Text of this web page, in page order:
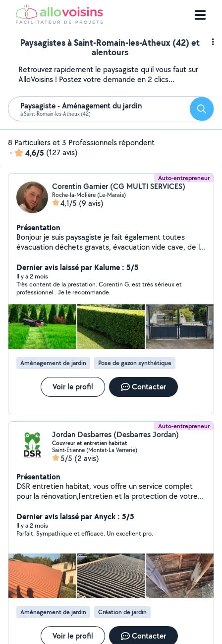
Paysagistes à Saint-Romain-les-Atheux (42) et
alentours
Retrouvez rapidement le paysagiste qu'il vous faut sur
AlloVoisins ! Postez votre demande en 2 clics...
Paysagiste - Aménagement du jardin
à Saint-Romain-les-Atheux (42)
8 Particuliers et 3 Professionnels répondent
-
4,6/5 (127 avis)
Auto-entrepreneur
Corentin Garnier (CG MULTI SERVICES)
Roche-la-Molière (Le-Marais)
4,1/5 (9 avis)
Présentation
Bonjour je suis paysagiste je fait également toutes
évacuation déchets gravats, évacuation vide cave, de la
carrelage et divers petite bricoles Contact : zéro six,
zéro deux, soixante treize, cinquante deux, quatre vingt
quattre
Dernier avis laissé par Kalume : 5/5
Il y a 2 mois
Très content de la prestation. Corentin G. est très sérieux et
professionnel . Je le recommande.
Aménagement de jardin Pose de gazon synthétique
Voir le profil Contacter
Auto-entrepreneur
Jordan Desbarres (Desbarres Jordan)
Couvreur et entretien habitat
Saint-Étienne (Montat-La Verrerie)
5/5 (2 avis)
Présentation
DSR entretien habitat, vous offre un service complet
pour la rénovation,l'entretien et la protection de votre
nous proposer vos projets que ce soit la rénovation de
votre toiture à l'entretien de votre terrasse et façade.
Nous intervenons sur des maisons individuelles, mais
commercial. Au fil des années, l'entreprise DSR À bâtie
une équipe forte,soudées et à l'écoute du client. Toutes
nos interventions se font suite suite à un devis détaillé
pour une mise en confiance totale des clients.
Dernier avis laissé par Anyck : 5/5
Il y a 2 mois
Parfait. Sympathique et efficace. Un excellent pro.
Aménagement de jardin Création de jardin
Voir le profil Contacter